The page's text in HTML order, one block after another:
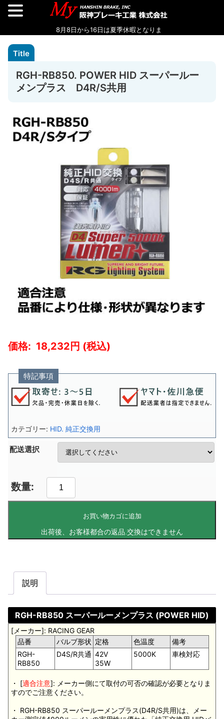
RGH-RB850. POWER HID スーパールー
メンプラス D4R/S共用
18,232
特記事項
配送選択
お買い物カゴに追加
カテゴリー: HID. 純正交換用
説明
RGH-RB850 スーパールーメンプラス (POWER HID)
[メーカー]: RACING GEAR
品番
バルブ形状 定格 色温度
備考
RGH-
RB850
D4S/R共通 42V
35W
5000K 車検対応
・ [適合注意]: メーカー側にて取付の可否の確認が必要となりま
すのでご注意ください。
・ RGH-RB850 スーパールーメンプラス(D4R/S共用)は、メー